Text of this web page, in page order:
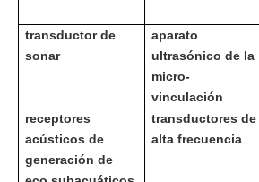
transductor de
sonar
aparato
ultrasónico de la
micro-
vinculación
receptores
acústicos de
generación de
transductores de
alta frecuencia